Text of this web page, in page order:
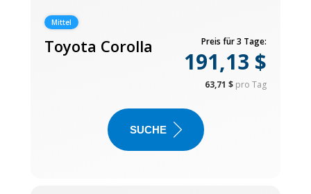
Mittel
Toyota Corolla Preis für 3 Tage:
191,13 $
63,71 $ pro Tag
SUCHE